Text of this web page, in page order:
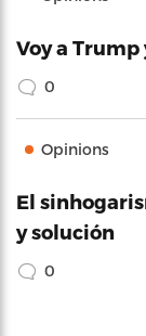
Voy a
0
Opinions
El
y solución
0